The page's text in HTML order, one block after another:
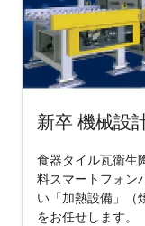
新卒 機械設
食器タイル瓦衛生
料スマートフォン
い「加熱設備」（
をお任せします。